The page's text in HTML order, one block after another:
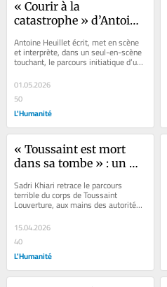
« Courir à la
catastrophe » d’Antoine
flamboyance d’une
jeunesse gay
Antoine Heuillet écrit, met en scène
et interprète, dans un seul-en-scène
touchant, le parcours initiatique d’un
jeune gay en quête de...
01.05.2026
50
L'Humanité
« Toussaint est mort
dans sa tombe » : un
rendre son corps à
Toussaint Louverture
Sadri Khiari retrace le parcours
terrible du corps de Toussaint
Louverture, aux mains des autorités
françaises, dans une BD d’archives
qui est...
15.04.2026
40
L'Humanité